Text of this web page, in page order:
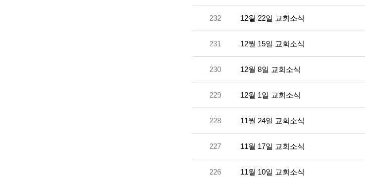
232 12월 22일 교회소식
231 12월 15일 교회소식
230 12월 8일 교회소식
229 12월 1일 교회소식
228 11월 24일 교회소식
227 11월 17일 교회소식
226 11월 10일 교회소식